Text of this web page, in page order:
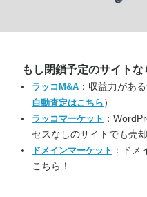
もし閉鎖予定のサイトな
ラッコM&A ：収益力があ
自動査定はこちら ）
ラッコマーケット ：
セスなしのサイトでも売
ドメインマーケット ：ド
こちら！